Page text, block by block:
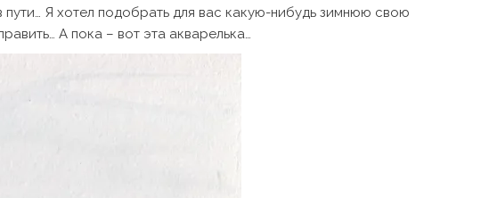
Я хотел подобрать для вас какую-нибудь зимнюю свою
А пока – вот эта акварелька…